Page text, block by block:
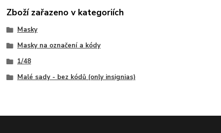
Zboží zařazeno v kategoriích
Masky
Masky na označení a kódy
1/48
Malé sady - bez kódů (only insignias)